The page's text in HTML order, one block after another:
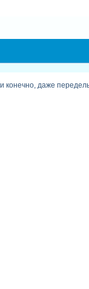
конечно, даже